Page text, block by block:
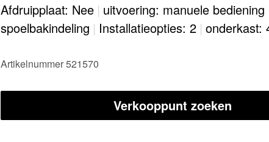
Afdruipplaat: Nee | uitvoering: manuele bediening
spoelbakindeling | Installatieopties: 2 | onderkast:
Artikelnummer 521570
Verkooppunt zoeken